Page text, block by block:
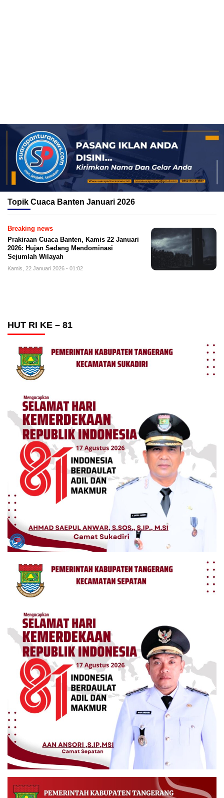
Topik Cuaca Banten Januari 2026
Breaking news
Prakiraan Cuaca Banten, Kamis 22 Januari
2026: Hujan Sedang Mendominasi
Sejumlah Wilayah
Kamis, 22 Januari 2026 - 01:02
HUT RI KE – 81